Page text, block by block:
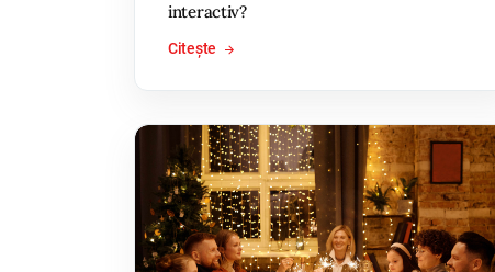
interactiv?
Citește